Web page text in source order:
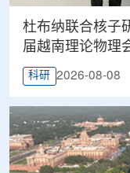
杜布纳联合核子
届越南理论物理
科研 2026-08-08